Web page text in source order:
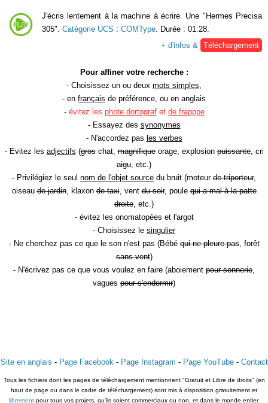
J'écris lentement à la machine à écrire. Une "Hermes Precisa
305". Catégorie UCS : COMType . Durée : 01:28.
+ d'infos &
Téléchargement
Pour affiner votre recherche :
- Choisissez un ou deux mots simples
- en français de préférence, ou en anglais
- évitez les phote dortografet de frapppe
- Essayez des synonymes
- N'accordez pas les verbes
- Evitez les adjectifs (groschat,magnifiqueorage, explosionpuissante, cri
aigu , etc.)
- Privilégiez le seul nom de l'objet source du bruit (moteur de triporteur,
oiseaude jardin, klaxonde taxi, ventdu soir, poulequi a mal à la patte
droite , etc.)
- évitez les onomatopées et l'argot
- Choisissez le singulier
- Ne cherchez pas ce que le son n'est pas (Bébéqui ne pleure pas, forêt
sans vent)
- N'écrivez pas ce que vous voulez en faire (aboiement pour sonnerie
vagues pour s'endormir)
Site en anglais - Page Facebook - Page Instagram - Page YouTube- Contact
Tous les fichiers dont les pages de téléchargement mentionnent "Gratuit et Libre de droits" (en
haut de page ou dans le cadre de téléchargement) sont mis à disposition gratuitement et
librementpour tous vos projets, qu'ils soient commerciaux ou non, et dans le monde entier.